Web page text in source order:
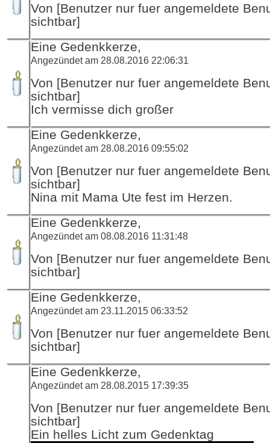
Von [Benutzer nur fuer angemeldete
sichtbar]
Eine Gedenkkerze,
Angezündet am 28.08.2016 22:06:31
Von [Benutzer nur fuer angemeldete
sichtbar]
Ich vermisse dich großer
Eine Gedenkkerze,
Angezündet am 28.08.2016 09:55:02
Von [Benutzer nur fuer angemeldete
sichtbar]
Nina mit Mama Ute fest im Herzen.
Eine Gedenkkerze,
Angezündet am 08.08.2016 11:31:48
Von [Benutzer nur fuer angemeldete
sichtbar]
Eine Gedenkkerze,
Angezündet am 23.11.2015 06:33:52
Von [Benutzer nur fuer angemeldete
sichtbar]
Eine Gedenkkerze,
Angezündet am 28.08.2015 17:39:35
Von [Benutzer nur fuer angemeldete
sichtbar]
Ein helles Licht zum Gedenktag